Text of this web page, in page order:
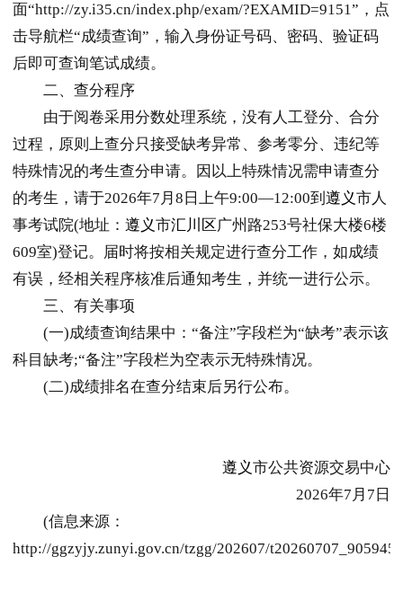
面“http://zy.i35.cn/index.php/exam/?EXAMID=9151”，点
击导航栏“成绩查询”，输入身份证号码、密码、验证码
后即可查询笔试成绩。
二、查分程序
由于阅卷采用分数处理系统，没有人工登分、合分
过程，原则上查分只接受缺考异常、参考零分、违纪等
特殊情况的考生查分申请。因以上特殊情况需申请查分
的考生，请于2026年7月8日上午9:00—12:00到 遵义市人
事考试院(地址： 遵义市汇川区广州路253号社保大楼6楼
609室)登记。届时将按相关规定进行查分工作，如成绩
有误，经相关程序核准后通知考生，并统一进行公示。
三、有关事项
(一)成绩查询结果中：“备注”字段栏为“缺考”表示该
科目缺考;“备注”字段栏为空表示无特殊情况。
(二)成绩排名在查分结束后另行公布。
遵义市公共资源交易中心
2026年7月7日
(信息来源：
http://ggzyjy.zunyi.gov.cn/tzgg/202607/